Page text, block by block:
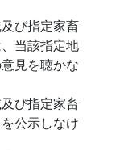
び指定家畜
当該指定地
見を聴かな
び指定家畜
公示しなけ